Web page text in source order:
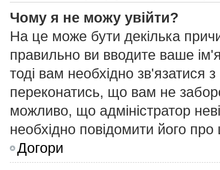
Чому я не можу увійти?
На це може бути декілька
правильно ви вводите ваше
тоді вам необхідно зв'язатися
переконатись, що вам не
можливо, що адміністратор
необхідно повідомити його
Догори